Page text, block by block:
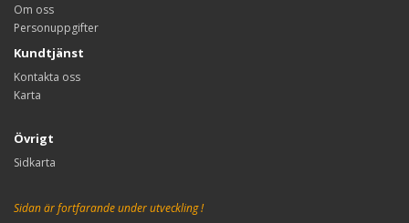
Om oss
Personuppgifter
Kundtjänst
Kontakta oss
Karta
Övrigt
Sidkarta
Sidan är fortfarande under utveckling !